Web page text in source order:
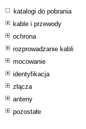
katalogi do pobrania
kable i przewody
ochrona
rozprowadzanie kabli
mocowanie
identyfikacja
złącza
anteny
pozostałe